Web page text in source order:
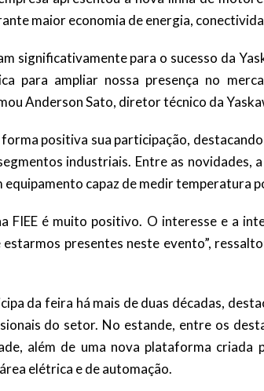
maior economia de energia,
significativamente para o sucesso da
para ampliar nossa presença no
Anderson Sato, diretor técnico da
forma positiva sua participação,
industriais. Entre as novidades,
capaz de medir temperatura
FIEE é muito positivo. O interesse e a
presentes neste evento”,
da feira há mais de duas décadas,
do setor. No estande, entre os
além de uma nova plataforma criada
elétrica e de automação.